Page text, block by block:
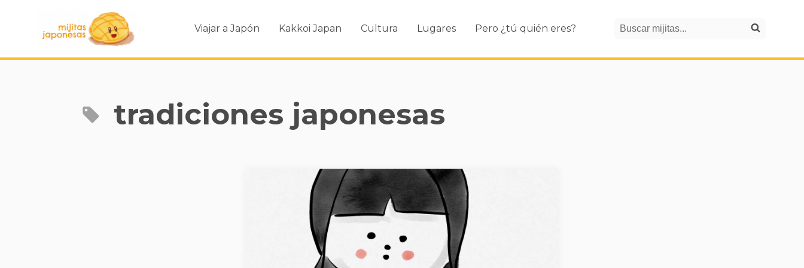
Viajar a Japón Kakkoi Japan Cultura Lugares Pero ¿tú quién eres?
Buscar mijitas
Search
tradiciones japonesas